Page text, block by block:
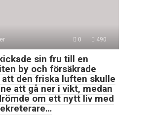
0 490
sin fru till en
by och försäkrade
att den friska luften skulle
att gå ner i vikt, medan
om ett nytt liv med